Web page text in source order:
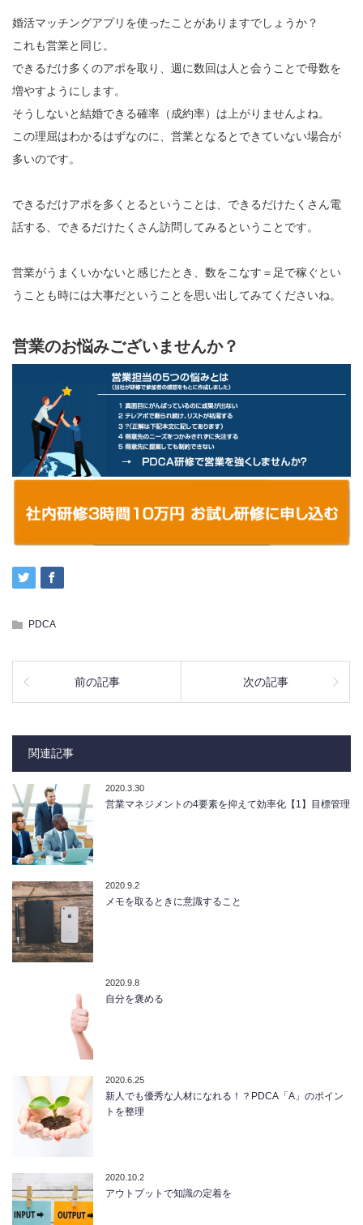
婚活マッチングアプリを使ったことがありますでしょうか？
これも営業と同じ。
できるだけ多くのアポを取り、週に数回は人と会うことで母数を
増やすようにします。
そうしないと結婚できる確率（成約率）は上がりませんよね。
この理屈はわかるはずなのに、営業となるとできていない場合が
多いのです。
できるだけアポを多くとるということは、できるだけたくさん電
話する、できるだけたくさん訪問してみるということです。
営業がうまくいかないと感じたとき、数をこなす＝足で稼ぐとい
うことも時には大事だということを思い出してみてくださいね。
営業のお悩みございませんか？
PDCA
前の記事 次の記事
関連記事
2020.3.30
営業マネジメントの4要素を抑えて効率化【1】目標管理
2020.9.2
メモを取るときに意識すること
2020.9.8
自分を褒める
2020.6.25
新人でも優秀な人材になれる！？PDCA「A」のポイン
トを整理
2020.10.2
アウトプットで知識の定着を